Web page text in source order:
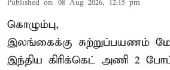
Published on: 08 Aug 2026, 12:15 pm
கொழும்பு,
இலங்கைக்கு சுற்றுப்பயணம்
இந்திய கிரிக்கெட் அணி 2